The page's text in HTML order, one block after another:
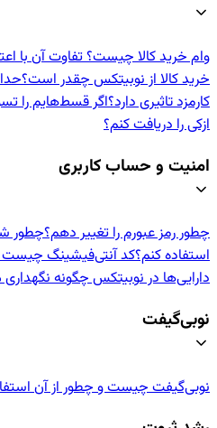
وام خرید کالا چیست؟ تفاوت آن با
خرید کالا از نوبیتکس چقدر است؟
کارمزد تاثیری دارد؟اگر قسط‌هایم را
ازکی را دریافت کنم؟
امنیت و حساب کاربری
چطور رمز عبورم را تغییر دهم؟چطور
استفاده کنم؟کد آنتی‌فیشینگ چیست
دارایی‌ها در نوبیتکس چگونه
نوبی‌گیفت
نوبی‌گیفت چیست و چطور از آن